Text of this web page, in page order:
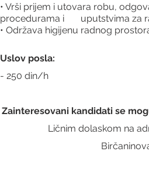
• Vrši prijem i utovara robu,
procedurama i       uputstvima za
• Održava higijenu radnog
Uslov posla:
- 250 din/h
Zainteresovani kandidati se
Ličnim dolaskom na